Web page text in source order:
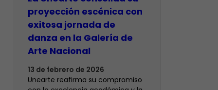
proyección escénica con
exitosa jornada de
danza en la Galería de
Arte Nacional
13 de febrero de 2026
Unearte reafirma su compromiso